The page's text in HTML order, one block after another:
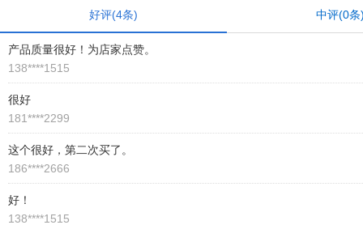
好评(4条) 中评(0条
产品质量很好！为店家点赞。
138****1515
很好
181****2299
这个很好，第二次买了。
186****2666
好！
138****1515